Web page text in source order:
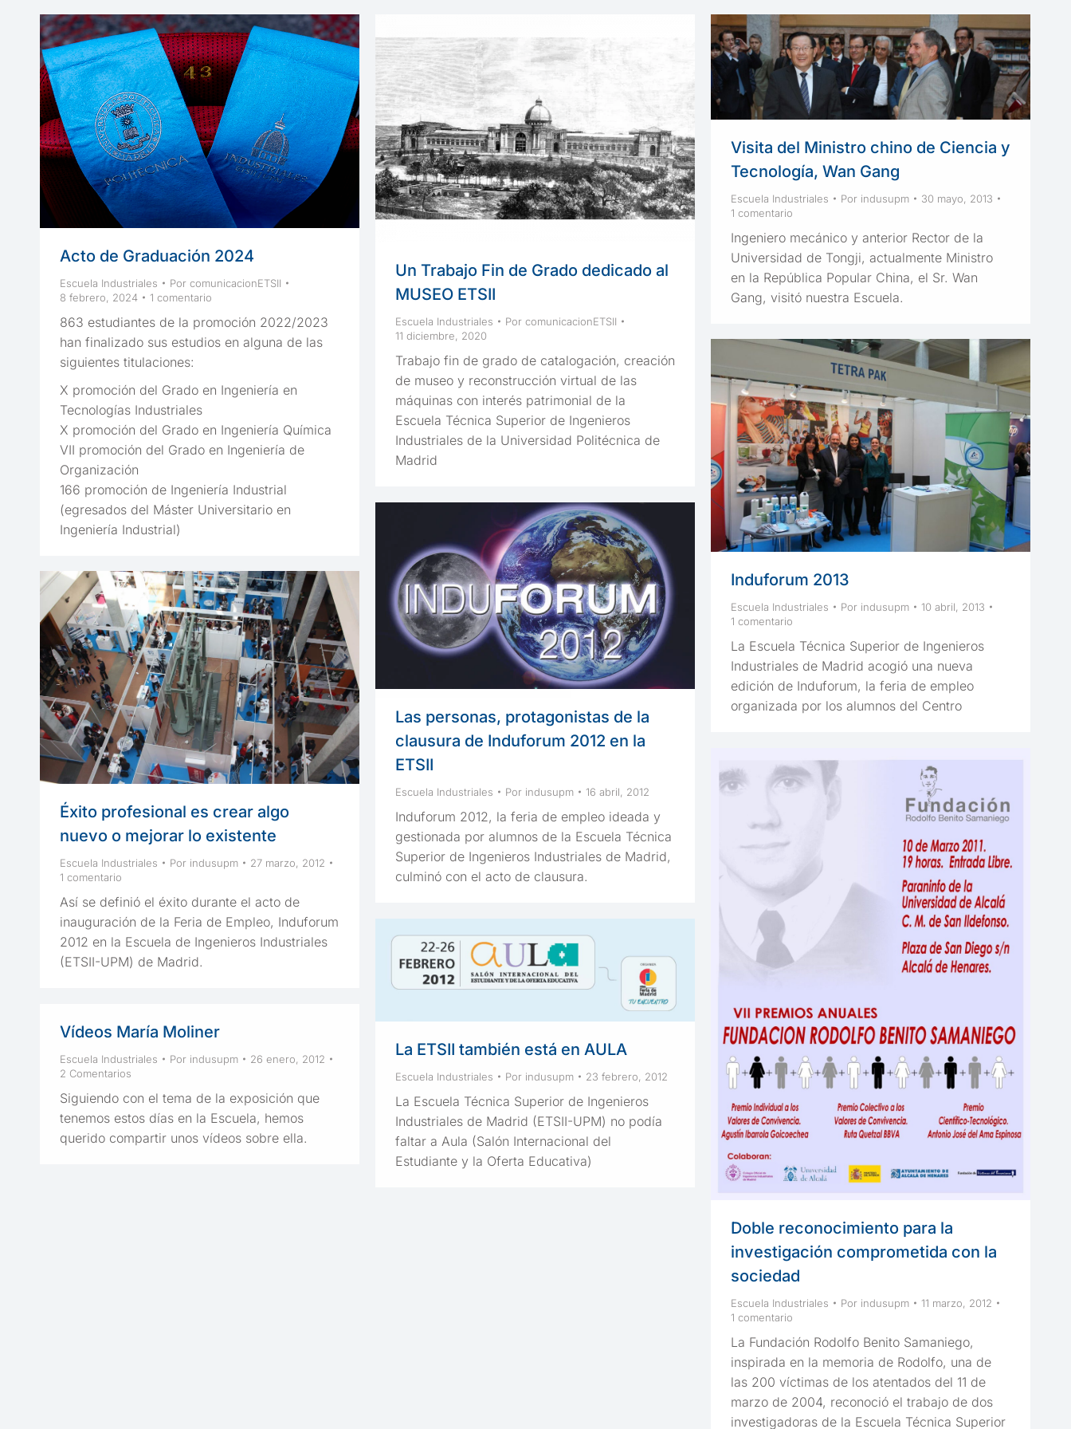
Acto de Graduación 2024
Escuela Industriales Por comunicacionETSII
8 febrero, 2024
1 comentario
863 estudiantes de la promoción 2022/2023
han finalizado sus estudios en alguna de las
siguientes titulaciones:
X promoción del Grado en Ingeniería en
Tecnologías Industriales
X promoción del Grado en Ingeniería Química
VII promoción del Grado en Ingeniería de
Organización
166 promoción de Ingeniería Industrial
(egresados del Máster Universitario en
Ingeniería Industrial)
Un Trabajo Fin de Grado dedicado al
MUSEO ETSII
Escuela Industriales Por comunicacionETSII
11 diciembre, 2020
Trabajo fin de grado de catalogación, creación
de museo y reconstrucción virtual de las
máquinas con interés patrimonial de la
Escuela Técnica Superior de Ingenieros
Industriales de la Universidad Politécnica de
Madrid
Visita del Ministro chino de Ciencia y
Tecnología, Wan Gang
Escuela Industriales Por indusupm
30 mayo, 2013
1 comentario
Ingeniero mecánico y anterior Rector de la
Universidad de Tongji, actualmente Ministro
en la República Popular China, el Sr. Wan
Gang, visitó nuestra Escuela.
Induforum 2013
Escuela Industriales Por indusupm
10 abril, 2013
1 comentario
La Escuela Técnica Superior de Ingenieros
Industriales de Madrid acogió una nueva
edición de Induforum, la feria de empleo
organizada por los alumnos del Centro
Las personas, protagonistas de la
clausura de Induforum 2012 en la
ETSII
Escuela Industriales Por indusupm 16 abril, 2012
Induforum 2012, la feria de empleo ideada y
gestionada por alumnos de la Escuela Técnica
Superior de Ingenieros Industriales de Madrid,
culminó con el acto de clausura.
Éxito profesional es crear algo
nuevo o mejorar lo existente
Escuela Industriales Por indusupm
27 marzo, 2012
1 comentario
Así se definió el éxito durante el acto de
inauguración de la Feria de Empleo, Induforum
2012 en la Escuela de Ingenieros Industriales
(ETSII-UPM) de Madrid.
Doble reconocimiento para la
investigación comprometida con la
sociedad
Escuela Industriales Por indusupm
11 marzo, 2012
1 comentario
La Fundación Rodolfo Benito Samaniego,
inspirada en la memoria de Rodolfo, una de
las 200 víctimas de los atentados del 11 de
marzo de 2004, reconoció el trabajo de dos
investigadoras de la Escuela Técnica Superior
La ETSII también está en AULA
Escuela Industriales Por indusupm 23 febrero, 2012
La Escuela Técnica Superior de Ingenieros
Industriales de Madrid (ETSII-UPM) no podía
faltar a Aula (Salón Internacional del
Estudiante y la Oferta Educativa)
Vídeos María Moliner
Escuela Industriales Por indusupm
26 enero, 2012
2 Comentarios
Siguiendo con el tema de la exposición que
tenemos estos días en la Escuela, hemos
querido compartir unos vídeos sobre ella.